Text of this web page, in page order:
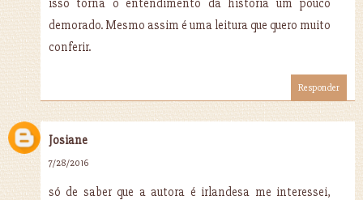
isso torna o entendimento da historia um pouco
demorado. Mesmo assim é uma leitura que quero muito
conferir.
Responder
Josiane
7/28/2016
só de saber que a autora é irlandesa me interessei,